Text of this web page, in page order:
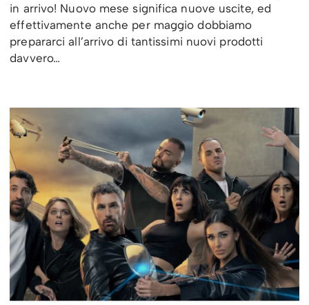
in arrivo! Nuovo mese significa nuove uscite, ed
effettivamente anche per maggio dobbiamo
prepararci all’arrivo di tantissimi nuovi prodotti
davvero…